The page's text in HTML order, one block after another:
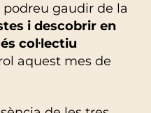
podreu gaudir de la
i descobrir en
col·lectiu
aquest mes de